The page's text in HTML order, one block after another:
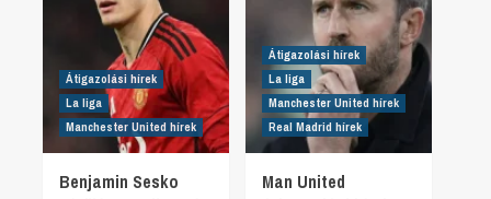
Átigazolási hírek
La liga
Manchester United hírek
Benjamin Sesko
Átigazolási hírek
La liga
Manchester United hírek
Real Madrid hírek
Man United